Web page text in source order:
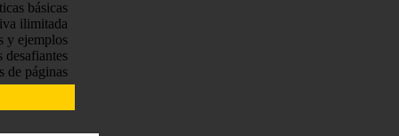
básicas
ilimitada
y ejemplos
desafiantes
de páginas